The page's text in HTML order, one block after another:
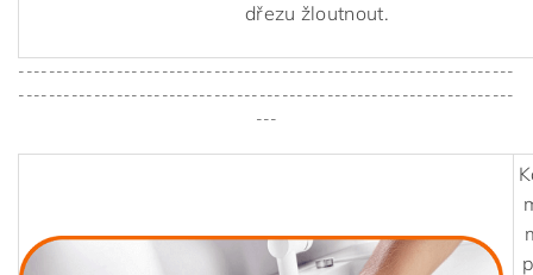
dřezu žloutnout.
------------------------------------------------------------------
------------------------------------------------------------------
---